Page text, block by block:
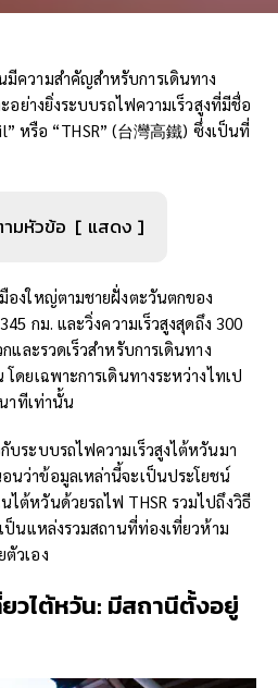
ความสำคัญสำหรับการเดินทาง
อย่างยิ่งระบบรถไฟความเร็วสูงที่มีชื่อ
หรือ “THSR” (台灣高鐵) ซึ่งเป็นที่
มหัวข้อ แสดง
องใหญ่ตามชายฝั่งตะวันตกของ
กม. และวิ่งความเร็วสูงสุดถึง 300
ละรวดเร็วสำหรับการเดินทาง
ดยเฉพาะการเดินทางระหว่างไทเป
าทีเท่านั้น
บระบบรถไฟความเร็วสูงไต้หวันมา
ว่าข้อมูลเหล่านี้จะเป็นประโยชน์
ไต้หวันด้วยรถไฟ THSR รวมไปถึงวิธี
ป็นแหล่งรวมสถานที่ท่องเที่ยวห้าม
วเอง
วไต้หวัน: มีสถานีตั้งอยู่